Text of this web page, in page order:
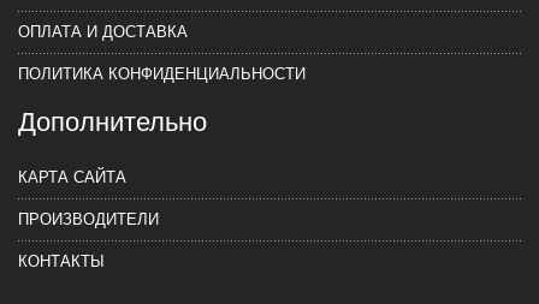
ОПЛАТА И ДОСТАВКА
ПОЛИТИКА КОНФИДЕНЦИАЛЬНОСТИ
Дополнительно
КАРТА САЙТА
ПРОИЗВОДИТЕЛИ
КОНТАКТЫ